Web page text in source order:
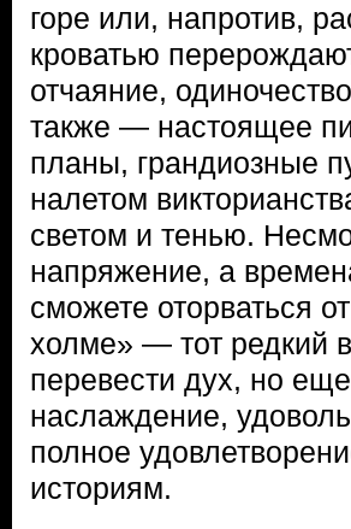
горе или, напротив,
кроватью
отчаяние,
также — настоящее
планы, грандиозные
налетом
светом и тенью.
напряжение, а
сможете оторваться
холме» — тот редкий
перевести дух, но
наслаждение,
полное
историям.